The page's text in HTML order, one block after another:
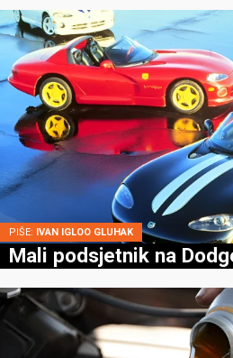
PIŠE: IVAN IGLOO GLUHAK
Mali podsjetnik na